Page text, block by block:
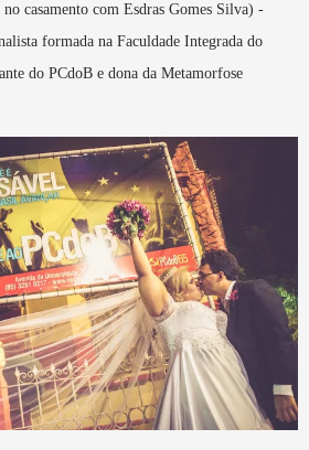
casamento com Esdras Gomes Silva) -
formada na Faculdade Integrada do
do PCdoB e dona da Metamorfose